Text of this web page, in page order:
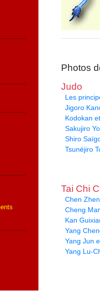
Photos
Judo
Les
Jigoro
Kodokan
Sakujiro
Shiro
Tsunéjiro
Tai Chi
Chen
Cheng
Kan
Yang
Yang Jun
Yang Lu-